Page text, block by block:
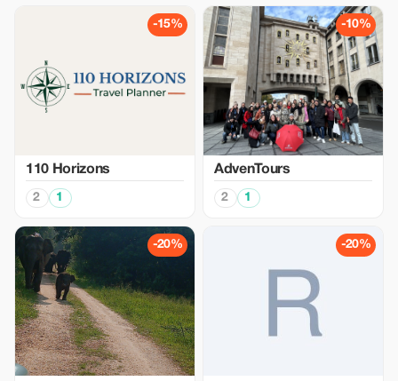
-15%
110 Horizons
2 1
-10%
AdvenTours
2 1
-20% -20%